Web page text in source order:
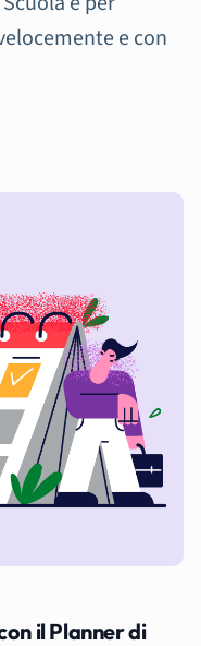
e con
il Planner di